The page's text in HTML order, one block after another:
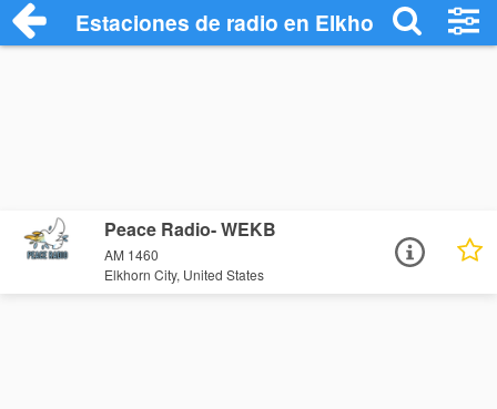
Estaciones de radio en Elkhorn City -
Peace Radio- WEKB
AM 1460
Elkhorn City, United States